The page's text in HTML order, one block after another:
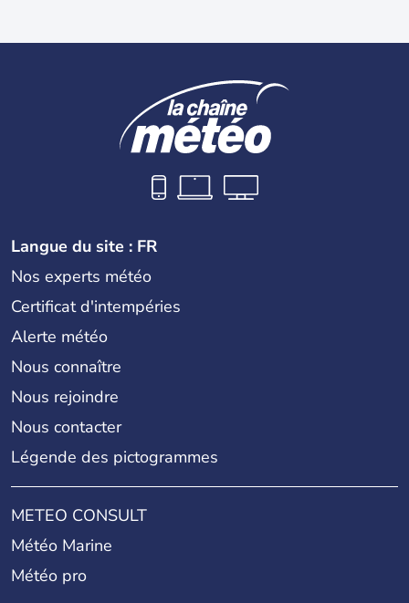
Langue du site : FR
Nos experts météo
Certificat d'intempéries
Alerte météo
Nous connaître
Nous rejoindre
Nous contacter
Légende des pictogrammes
METEO CONSULT
Météo Marine
Météo pro